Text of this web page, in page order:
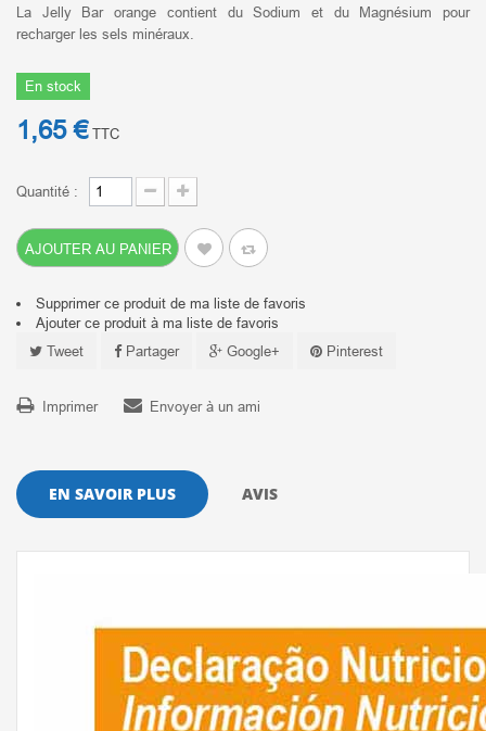
La Jelly Bar orange contient du Sodium et du Magnésium pour
recharger les sels minéraux.
En stock
1,65 €TTC
Quantité :
AJOUTER AU PANIER
Supprimer ce produit de ma liste de favoris
Ajouter ce produit à ma liste de favoris
Tweet
Partager Google+ Pinterest
Imprimer Envoyer à un ami
EN SAVOIR PLUS AVIS